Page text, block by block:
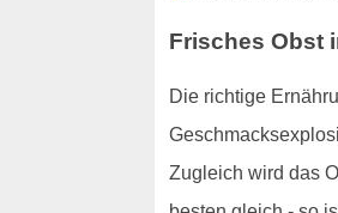
Frisches Obst
Die richtige
Zugleich wird das